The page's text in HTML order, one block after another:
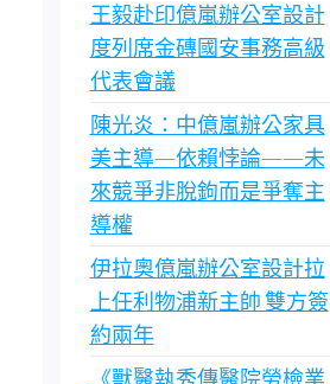
王毅赴印億嵐辦公室設計
度列席金磚國安事務高級
代表會議
陳光炎：中億嵐辦公家具
美主導—依賴悖論——未
來競爭非脫鉤而是爭奪主
導權
伊拉奧億嵐辦公室設計拉
上任利物浦新主帥 雙方簽
約兩年
《獸醫執秀傳醫院勞檢業